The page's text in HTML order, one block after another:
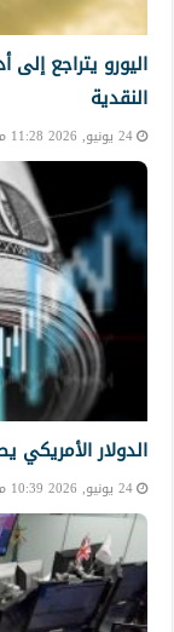
اليورو يتراجع
النقدية
24 يونيو, 2026 11:28 م
الدولار الأمريكي
24 يونيو, 2026 10:39 م